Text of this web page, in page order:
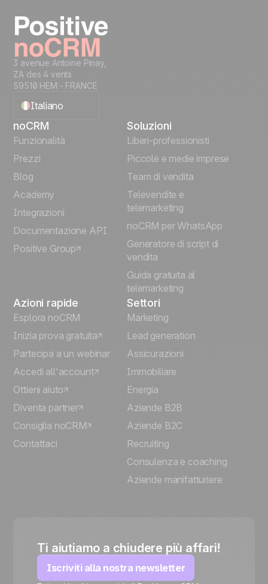
3 avenue Antoine Pinay,
ZA des 4 vents
59510 HEM - FRANCE
Italiano
English
Español
Português
Deutsch
noCRM
Funzionalità
Prezzi
Blog
Academy
Integrazioni
Documentazione API
Positive Group
Soluzioni
Liberi-professionisti
Piccole e medie imprese
Team di vendita
Televendite e
telemarketing
noCRM per WhatsApp
Generatore di script di
vendita
Guida gratuita al
telemarketing
Azioni rapide
Esplora noCRM
Inizia prova gratuita
Partecipa a un webinar
Accedi all'account
Ottieni aiuto
Diventa partner
Consiglia noCRM
Contattaci
Settori
Marketing
Lead generation
Assicurazioni
Immobiliare
Energia
Aziende B2B
Aziende B2C
Recruiting
Consulenza e coaching
Aziende manifatturiere
Ti aiutiamo a chiudere più affari!
Iscriviti alla nostra newsletter